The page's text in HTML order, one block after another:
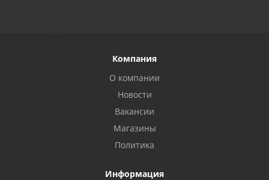
Компания
О компании
Новости
Вакансии
Магазины
Политика
Информация